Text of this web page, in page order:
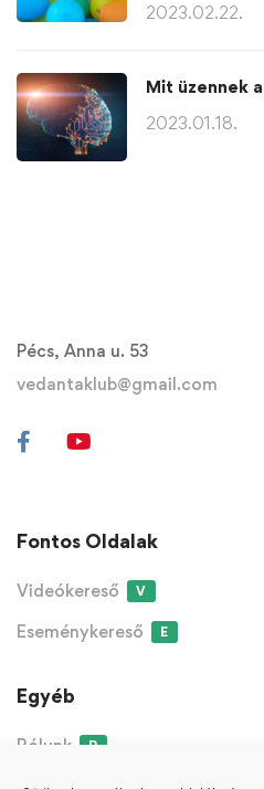
2023.02.22.
Mit üzennek
2023.01.18.
Pécs, Anna u. 53
vedantaklub@gmail.com
Fontos Oldalak
Videókereső V
Eseménykereső E
Egyéb
Rólunk R